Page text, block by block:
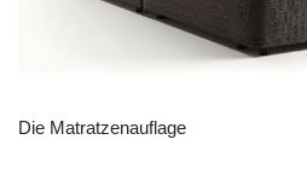
Die Matratzenauflage